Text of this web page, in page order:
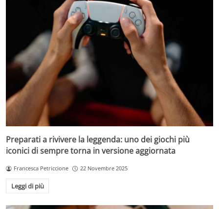
Preparati a rivivere la leggenda: uno dei giochi più
iconici di sempre torna in versione aggiornata
Francesca Petriccione 22 Novembre 2025
Leggi di più